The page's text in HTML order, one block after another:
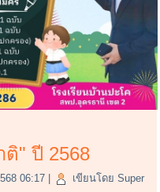
" ปี 2568
06:17
เขียนโดย Super